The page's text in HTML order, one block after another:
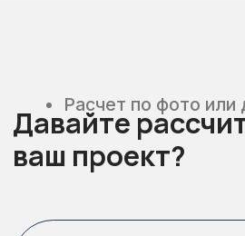
Свыше 2000 готовых
работ любого масштаба
Наши проекты